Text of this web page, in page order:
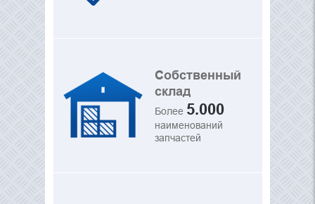
Собственный
склад
Более 5.000
наименований
запчастей